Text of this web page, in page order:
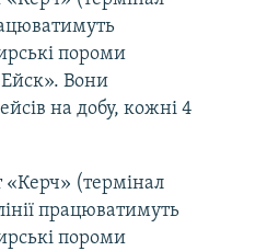
пороми
Вони
на добу, кожні 4
«Керч» (термінал
працюватимуть
пороми